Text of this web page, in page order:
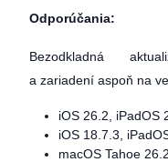
Odporúčania:
Bezodkladná
a zariadení aspoň na
iOS 26.2, iPadOS
iOS 18.7.3,
macOS Tahoe 26.2